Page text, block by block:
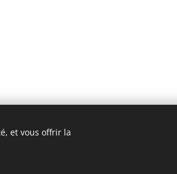
et vous offrir la